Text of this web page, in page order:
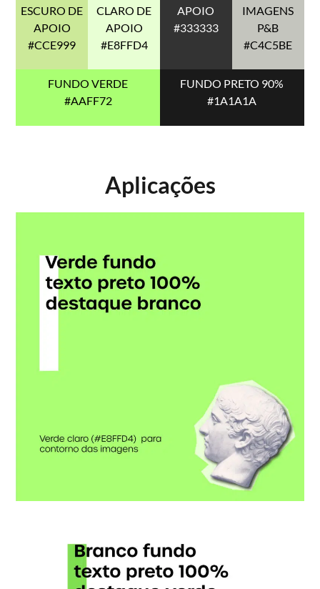
ESCURO DE
APOIO
#CCE999
CLARO DE
APOIO
#E8FFD4
APOIO
#333333
IMAGENS
P&B
#C4C5BE
FUNDO VERDE
#AAFF72
FUNDO PRETO 90%
#1A1A1A
Aplicações